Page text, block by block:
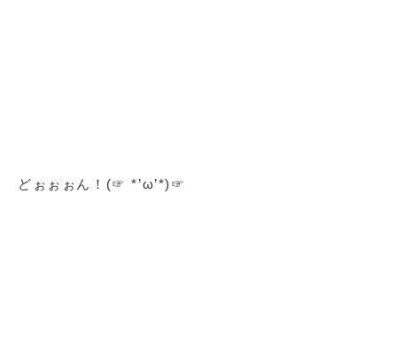
どぉぉぉん！(☞ *’ω’*)☞